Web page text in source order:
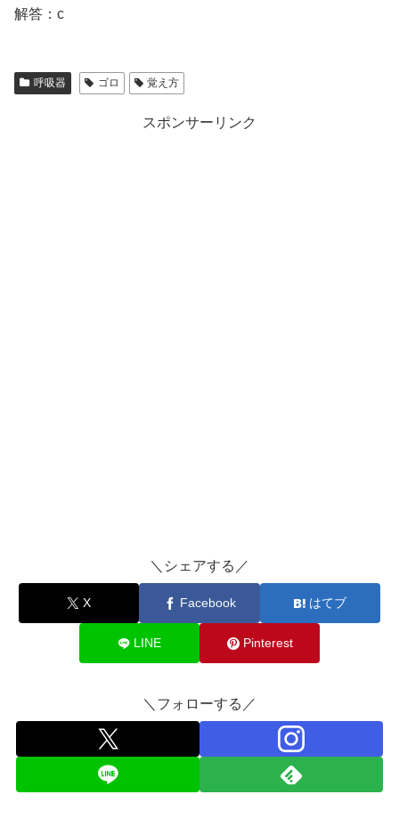
解答：c
呼吸器 ゴロ 覚え方
スポンサーリンク
＼シェアする／
X Facebook はてブ
LINE Pinterest
＼フォローする／